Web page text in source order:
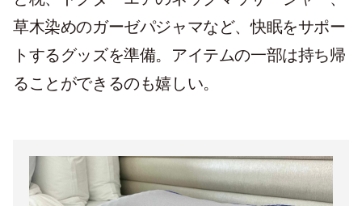
草木染めのガーゼパジャマなど、快眠をサポー
トするグッズを準備。アイテムの一部は持ち帰
ることができるのも嬉しい。